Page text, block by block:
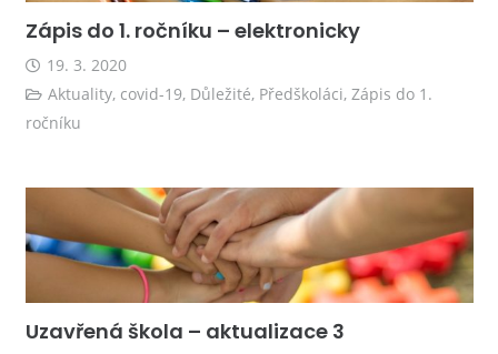
Zápis do 1. ročníku – elektronicky
19. 3. 2020
Aktuality, covid-19, Důležité, Předškoláci, Zápis do 1.
ročníku
Uzavřená škola – aktualizace 3